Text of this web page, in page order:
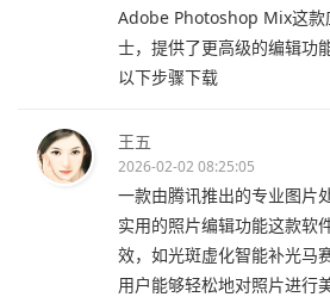
Adobe Photoshop Mix这款
士，提供了更高级的编辑功
以下步骤下载
王五
2026-02-02 08:25:05
一款由腾讯推出的专业图片
实用的照片编辑功能这款软
效，如光斑虚化智能补光马
用户能够轻松地对照片进行